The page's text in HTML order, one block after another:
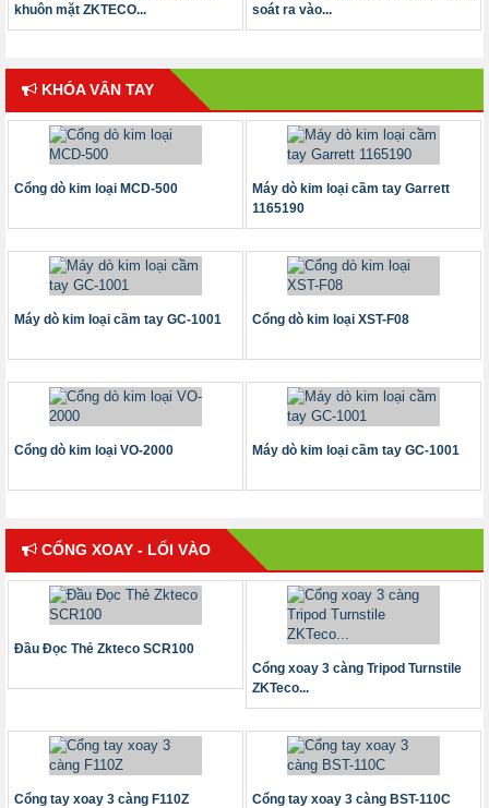
khuôn mặt ZKTECO...
soát ra vào...
KHÓA VÂN TAY
Cổng dò kim loại MCD-500
Máy dò kim loại cầm tay Garrett
1165190
Máy dò kim loại cầm tay GC-1001 Cổng dò kim loại XST-F08
Cổng dò kim loại VO-2000 Máy dò kim loại cầm tay GC-1001
CỔNG XOAY - LỐI VÀO
Đầu Đọc Thẻ Zkteco SCR100
Cổng xoay 3 càng Tripod Turnstile
ZKTeco...
Cổng tay xoay 3 càng F110Z Cổng tay xoay 3 càng BST-110C